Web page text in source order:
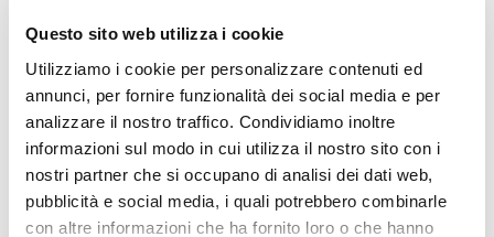
Questo sito web utilizza i cookie
Utilizziamo i cookie per personalizzare contenuti ed
annunci, per fornire funzionalità dei social media e per
analizzare il nostro traffico. Condividiamo inoltre
informazioni sul modo in cui utilizza il nostro sito con i
nostri partner che si occupano di analisi dei dati web,
pubblicità e social media, i quali potrebbero combinarle
con altre informazioni che ha fornito loro o che hanno